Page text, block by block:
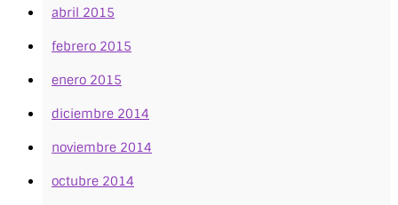
abril 2015
febrero 2015
enero 2015
diciembre 2014
noviembre 2014
octubre 2014